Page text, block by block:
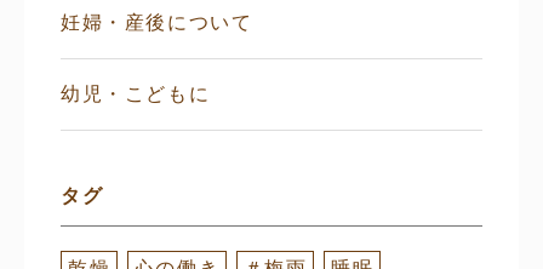
妊婦・産後について
幼児・こどもに
タグ